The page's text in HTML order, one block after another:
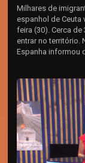
Milhares de
espanhol de Ceuta
feira (30). Cerca
entrar no território.
Espanha informou